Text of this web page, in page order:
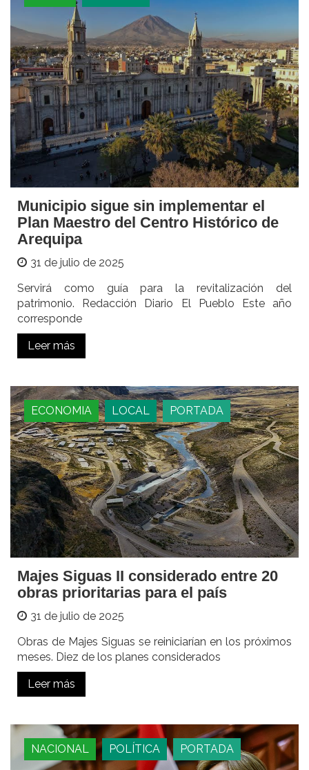
Municipio sigue sin implementar el
Plan Maestro del Centro Histórico de
Arequipa
31 de julio de 2025
Servirá como guía para la revitalización del
patrimonio. Redacción Diario El Pueblo Este año
corresponde
Leer más
ECONOMIA LOCAL PORTADA
Majes Siguas II considerado entre 20
obras prioritarias para el país
31 de julio de 2025
Obras de Majes Siguas se reiniciarían en los próximos
meses. Diez de los planes considerados
Leer más
NACIONAL POLÍTICA PORTADA